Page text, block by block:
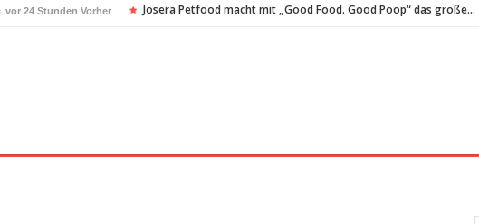
vor 24 Stunden Vorher Josera Petfood macht mit „Good Food. Good Poop“ das große…